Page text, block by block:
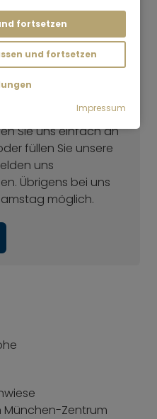
Wohnung dabei
freut sich Ihnen bei
Sie uns einfach an
füllen Sie unsere
uns
Übrigens bei uns
möglich.
München-Zentrum
fortsetzen
und fortsetzen
Impressum